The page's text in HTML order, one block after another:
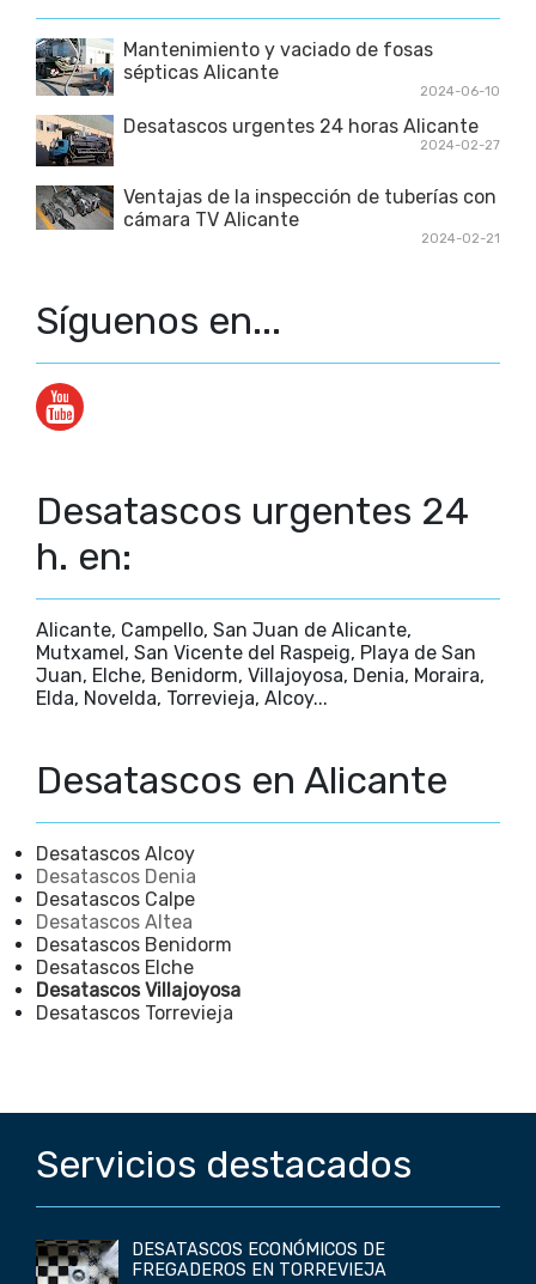
Mantenimiento y vaciado de fosas
sépticas Alicante
2024-06-10
Desatascos urgentes 24 horas Alicante
2024-02-27
Ventajas de la inspección de tuberías con
cámara TV Alicante
2024-02-21
Síguenos en...
Desatascos urgentes 24
h. en:
Alicante, Campello, San Juan de Alicante,
Mutxamel, San Vicente del Raspeig, Playa de San
Juan, Elche, Benidorm, Villajoyosa, Denia, Moraira,
Elda, Novelda, Torrevieja, Alcoy...
Desatascos en Alicante
Desatascos Alcoy
Desatascos Denia
Desatascos Calpe
Desatascos Altea
Desatascos Benidorm
Desatascos Elche
Desatascos Villajoyosa
Desatascos Torrevieja
Servicios destacados
DESATASCOS ECONÓMICOS DE
FREGADEROS EN TORREVIEJA